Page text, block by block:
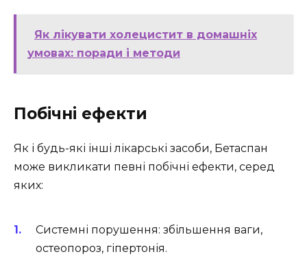
Як лікувати холецистит в домашніх
умовах: поради і методи
Побічні ефекти
Як і будь-які інші лікарські засоби, Бетаспан
може викликати певні побічні ефекти, серед
яких:
Системні порушення: збільшення ваги,
остеопороз, гіпертонія.